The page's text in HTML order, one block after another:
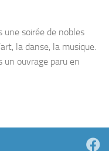
soirée de nobles
la danse, la musique.
un ouvrage paru en